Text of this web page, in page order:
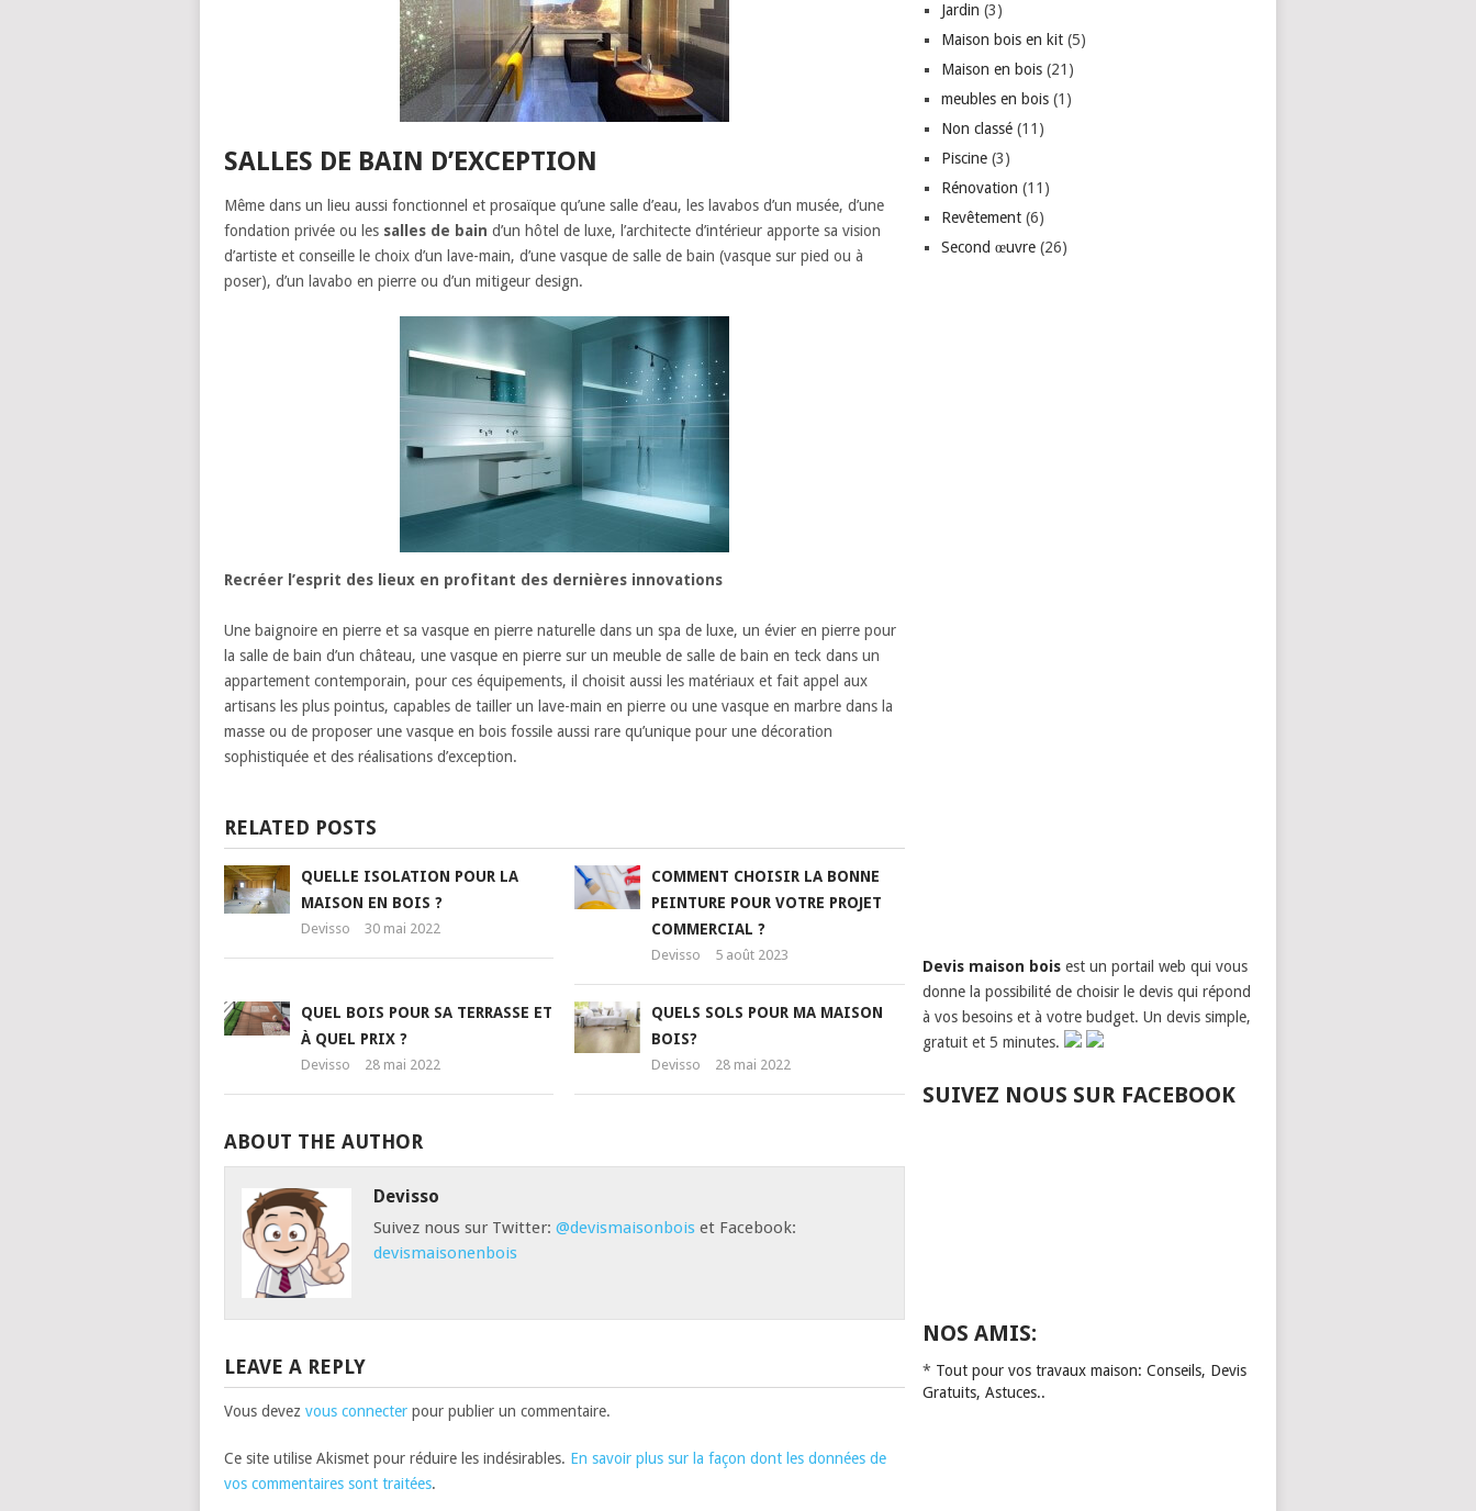
SALLES DE BAIN D’EXCEPTION
Même dans un lieu aussi fonctionnel et prosaïque qu’une salle d’eau, les lavabos d’un musée, d’une
fondation privée ou les salles de bain d’un hôtel de luxe, l’architecte d’intérieur apporte sa vision
d’artiste et conseille le choix d’un lave-main, d’une vasque de salle de bain (vasque sur pied ou à
poser), d’un lavabo en pierre ou d’un mitigeur design.
Recréer l’esprit des lieux en profitant des dernières innovations
Une baignoire en pierre et sa vasque en pierre naturelle dans un spa de luxe, un évier en pierre pour
la salle de bain d’un château, une vasque en pierre sur un meuble de salle de bain en teck dans un
appartement contemporain, pour ces équipements, il choisit aussi les matériaux et fait appel aux
artisans les plus pointus, capables de tailler un lave-main en pierre ou une vasque en marbre dans la
masse ou de proposer une vasque en bois fossile aussi rare qu’unique pour une décoration
sophistiquée et des réalisations d’exception.
RELATED POSTS
QUELLE ISOLATION POUR LA
MAISON EN BOIS ?
Devisso 30 mai 2022
COMMENT CHOISIR LA BONNE
PEINTURE POUR VOTRE PROJET
COMMERCIAL ?
Devisso 5 août 2023
QUEL BOIS POUR SA TERRASSE ET
À QUEL PRIX ?
Devisso 28 mai 2022
QUELS SOLS POUR MA MAISON
BOIS?
Devisso 28 mai 2022
ABOUT THE AUTHOR
Devisso
Suivez nous sur Twitter: @devismaisonboiset Facebook:
devismaisonenbois
LEAVE A REPLY
Vous devez vous connecterpour publier un commentaire.
Ce site utilise Akismet pour réduire les indésirables. En savoir plus sur la façon dont les données de
vos commentaires sont traitées.
Jardin (3)
Maison bois en kit (5)
Maison en bois (21)
meubles en bois (1)
Non classé (11)
Piscine (3)
Rénovation (11)
Revêtement (6)
Second œuvre (26)
Devis maison boisest un portail web qui vous
donne la possibilité de choisir le devis qui répond
à vos besoins et à votre budget. Un devis simple,
gratuit et 5 minutes.
SUIVEZ NOUS SUR FACEBOOK
NOS AMIS:
* Tout pour vos travaux maison: Conseils, Devis
Gratuits, Astuces..